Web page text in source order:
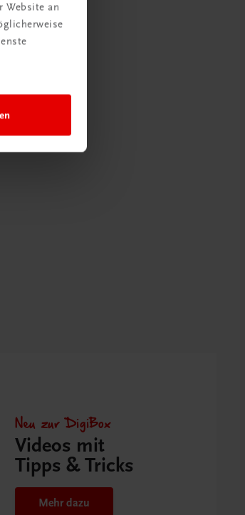
Website an
Neu zur DigiBox
Videos mit
Tipps & Tricks
Mehr dazu